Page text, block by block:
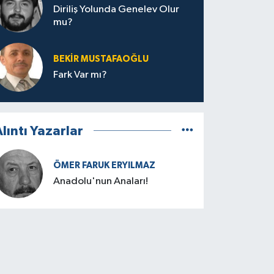
Diriliş Yolunda Genelev Olur
mu?
BEKIR MUSTAFAOĞLU
Fark Var mı?
Yazarlar
ÖMER FARUK ERYILMAZ
Anadolu'nun Anaları!